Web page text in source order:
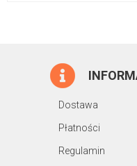
Dostawa
Płatności
Regulamin